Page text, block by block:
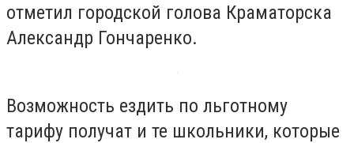
отметил городской голова Краматорска
Александр Гончаренко.
Возможность ездить по льготному
тарифу получат и те школьники, которые